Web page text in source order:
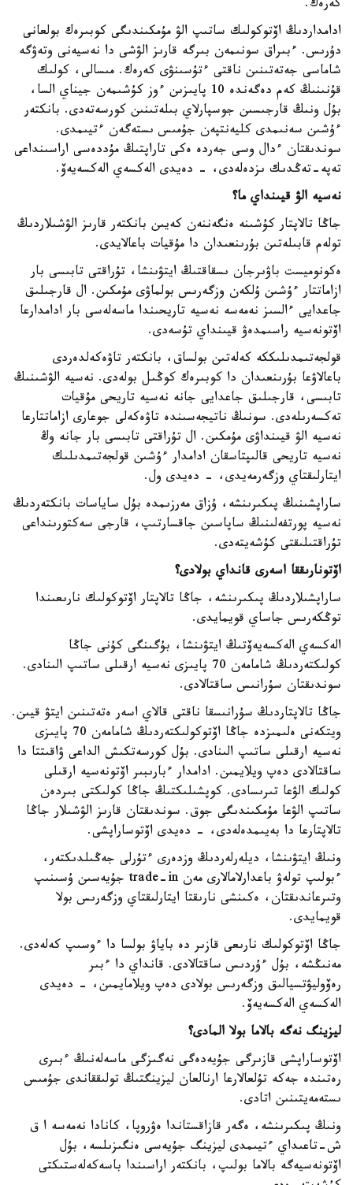
كەرەك.
ادامداردىڭ اۆتوكولىك ساتىپ الۋ مۇمكىندىگى كوبىرەك بولعانى
دۇرىس. ءبىراق سونىمەن بىرگە قارىز الۋشى دا نەسيەنى وتەۋگە
شاماسى جەتەتىنىن ناقتى ءتۇسىنۋى كەرەك. مىسالى، كولىك
قۇنىنىڭ كەم دەگەندە 10 پايىزىن ءوز كۇشىمەن جيناي السا،
بۇل ونىڭ قارجىسىن جوسپارلاي بىلەتىنىن كورسەتەدى. بانكتەر
ءۇشىن سەنىمدى كليەنتپەن جۇمىس ىستەگەن ءتيىمدى.
سوندىقتان ءدال وسى جەردە ەكى تاراپتىڭ مۇددەسى اراسىنداعى
تەپە-تەڭدىك ىزدەلەدى، - دەيدى الەكسەي الەكسەيەۆ.
نەسيە الۋ قيىنداي ما؟
جاڭا تالاپتار كۇشىنە ەنگەننەن كەيىن بانكتەر قارىز الۋشىلاردىڭ
تولەم قابىلەتىن بۇرىنعىدان دا مۇقيات باعالايدى.
ەكونوميست باۋىرجان ىسقاقتىڭ ايتۋىنشا، تۇراقتى تابىسى بار
ازاماتتار ءۇشىن ۇلكەن وزگەرىس بولماۋى مۇمكىن. ال قارجىلىق
جاعدايى ءالسىز نەمەسە نەسيە تاريحىندا ماسەلەسى بار ادامدارعا
اۆتونەسيە راسىمدەۋ قيىنداي تۇسەدى.
قولجەتىمدىلىككە كەلەتىن بولساق، بانكتەر تاۋەكەلدەردى
باعالاۋعا بۇرىنعىدان دا كوبىرەك كوڭىل بولەدى. نەسيە الۋشىنىڭ
تابىسى، قارجىلىق جاعدايى جانە نەسيە تاريحى مۇقيات
تەكسەرىلەدى. سونىڭ ناتيجەسىندە تاۋەكەلى جوعارى ازاماتتارعا
نەسيە الۋ قيىنداۋى مۇمكىن. ال تۇراقتى تابىسى بار جانە وڭ
نەسيە تاريحى قالىپتاسقان ادامدار ءۇشىن قولجەتىمدىلىك
ايتارلىقتاي وزگەرمەيدى، - دەيدى ول.
ساراپشىنىڭ پىكىرىنشە، ۇزاق مەرزىمدە بۇل ساياسات بانكتەردىڭ
نەسيە پورتفەلىنىڭ ساپاسىن جاقسارتىپ، قارجى سەكتورىنداعى
تۇراقتىلىقتى كۇشەيتەدى.
اۆتونارىققا اسەرى قانداي بولادى؟
ساراپشىلاردىڭ پىكىرىنشە، جاڭا تالاپتار اۆتوكولىك نارىعىندا
توڭكەرىس جاساي قويمايدى.
الەكسەي الەكسەيەۆتىڭ ايتۋىنشا، بۇگىنگى كۇنى جاڭا
كولىكتەردىڭ شامامەن 70 پايىزى نەسيە ارقىلى ساتىپ الىنادى.
سوندىقتان سۇرانىس ساقتالادى.
جاڭا تالاپتاردىڭ سۇرانىسقا ناقتى قالاي اسەر ەتەتىنىن ايتۋ قيىن.
ويتكەنى ەلىمىزدە جاڭا اۆتوكولىكتەردىڭ شامامەن 70 پايىزى
نەسيە ارقىلى ساتىپ الىنادى. بۇل كورسەتكىش الداعى ۋاقىتتا دا
ساقتالادى دەپ ويلايمىن. ادامدار ءبارىبىر اۆتونەسيە ارقىلى
كولىك الۋعا تىرىسادى. كوپشىلىكتىڭ جاڭا كولىكتى بىردەن
ساتىپ الۋعا مۇمكىندىگى جوق. سوندىقتان قارىز الۋشىلار جاڭا
تالاپتارعا دا بەيىمدەلەدى، - دەيدى اۆتوساراپشى.
ونىڭ ايتۋىنشا، ديلەرلەردىڭ وزدەرى ءتۇرلى جەڭىلدىكتەر،
ءبولىپ تولەۋ باعدارلامالارى مەن trade-in جۇيەسىن ۇسىنىپ
وتىرعاندىقتان، ەكىنشى نارىقتا ايتارلىقتاي وزگەرىس بولا
قويمايدى.
جاڭا اۆتوكولىك نارىعى قازىر دە باياۋ بولسا دا ءوسىپ كەلەدى.
مەنىڭشە، بۇل ءۇردىس ساقتالادى. قانداي دا ءبىر
رەۆوليۋتسيالىق وزگەرىس بولادى دەپ ويلامايمىن، - دەيدى
الەكسەي الەكسەيەۆ.
ليزينگ نەگە بالاما بولا المادى؟
اۆتوساراپشى قازىرگى جۇيەدەگى نەگىزگى ماسەلەنىڭ ءبىرى
رەتىندە جەكە تۇلعالارعا ارنالعان ليزينگتىڭ تولىققاندى جۇمىس
ىستەمەيتىنىن اتادى.
ونىڭ پىكىرىنشە، ەگەر قازاقستاندا ەۋروپا، كانادا نەمەسە ا ق
ش-تاعىداي ءتيىمدى ليزينگ جۇيەسى ەنگىزىلسە، بۇل
اۆتونەسيەگە بالاما بولىپ، بانكتەر اراسىندا باسەكەلەستىكتى